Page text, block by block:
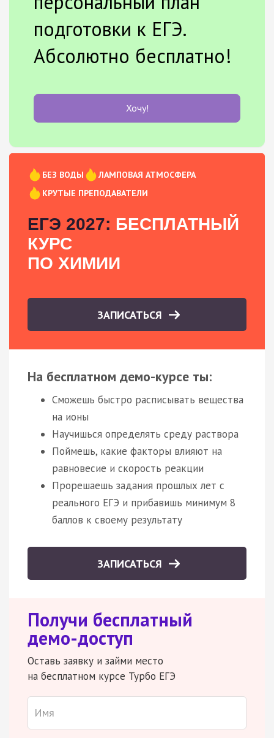
подготовки к ЕГЭ.
Абсолютно бесплатно!
Хочу!
БЕЗ ВОДЫ
ЛАМПОВАЯ АТМОСФЕРА
КРУТЫЕ ПРЕПОДАВАТЕЛИ
ЕГЭ 2027: БЕСПЛАТНЫЙ
КУРС
ПО ХИМИИ
ЗАПИСАТЬСЯ
На бесплатном демо-курсе ты:
Сможешь быстро расписывать вещества
на ионы
Научишься определять среду раствора
Поймешь, какие факторы влияют на
равновесие и скорость реакции
Прорешаешь задания прошлых лет с
реального ЕГЭ и прибавишь минимум 8
баллов к своему результату
ЗАПИСАТЬСЯ
Получи бесплатный
демо-доступ
Оставь заявку и займи место
на бесплатном курсе Турбо ЕГЭ